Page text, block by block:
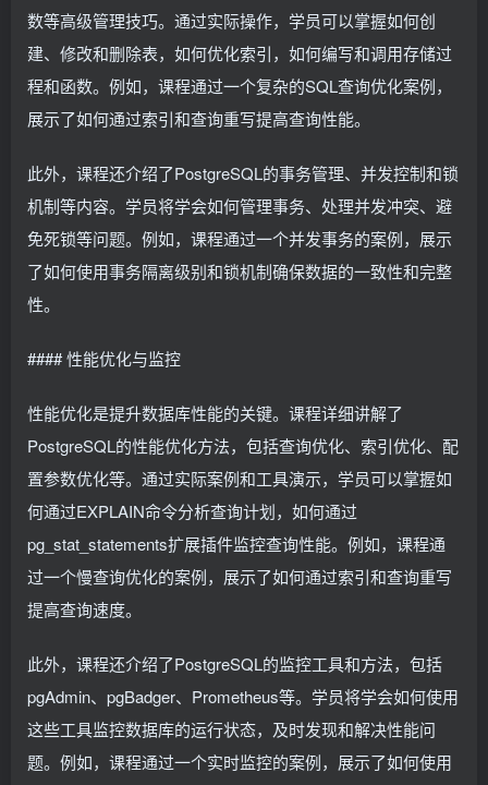
数等高级管理技巧。通过实际操作，学员可以掌握如何创
建、修改和删除表，如何优化索引，如何编写和调用存储过
程和函数。例如，课程通过一个复杂的SQL查询优化案例，
展示了如何通过索引和查询重写提高查询性能。
此外，课程还介绍了PostgreSQL的事务管理、并发控制和锁
机制等内容。学员将学会如何管理事务、处理并发冲突、避
免死锁等问题。例如，课程通过一个并发事务的案例，展示
了如何使用事务隔离级别和锁机制确保数据的一致性和完整
性。
#### 性能优化与监控
性能优化是提升数据库性能的关键。课程详细讲解了
PostgreSQL的性能优化方法，包括查询优化、索引优化、配
置参数优化等。通过实际案例和工具演示，学员可以掌握如
何通过EXPLAIN命令分析查询计划，如何通过
pg_stat_statements扩展插件监控查询性能。例如，课程通
过一个慢查询优化的案例，展示了如何通过索引和查询重写
提高查询速度。
此外，课程还介绍了PostgreSQL的监控工具和方法，包括
pgAdmin、pgBadger、Prometheus等。学员将学会如何使用
这些工具监控数据库的运行状态，及时发现和解决性能问
题。例如，课程通过一个实时监控的案例，展示了如何使用